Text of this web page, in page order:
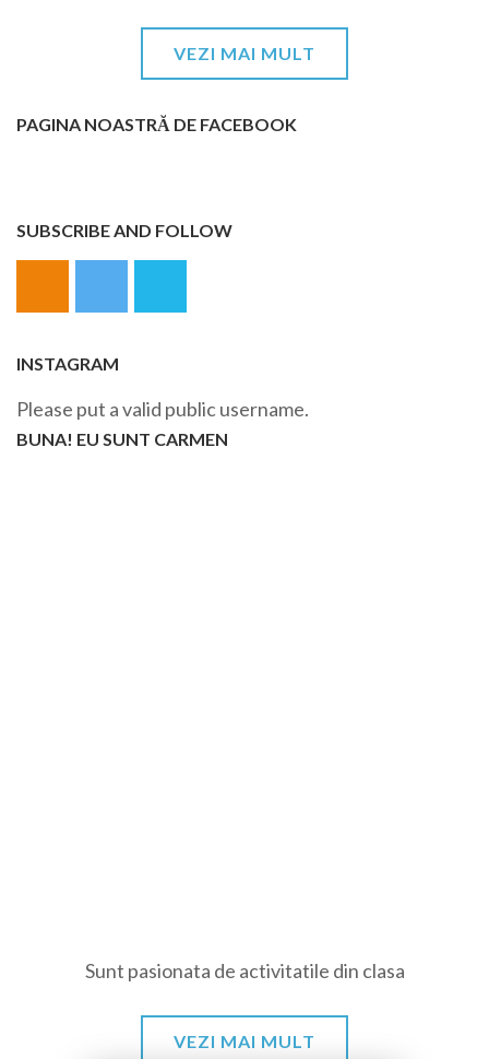
VEZI MAI MULT
PAGINA NOASTRĂ DE FACEBOOK
SUBSCRIBE AND FOLLOW
INSTAGRAM
Please put a valid public username.
BUNA! EU SUNT CARMEN
Sunt pasionata de activitatile din clasa
VEZI MAI MULT